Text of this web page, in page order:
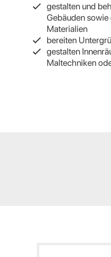
gestalten und
Gebäuden
Materialien
bereiten
gestalten
Maltechniken